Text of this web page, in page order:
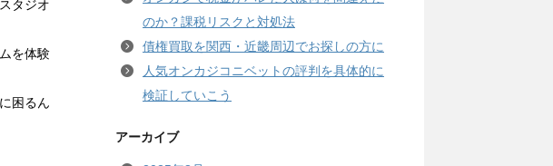
タジオ
を体験
困るん
のか？課税リスクと対処法
債権買取を関西・近畿周辺でお探しの方に
人気オンカジコニベットの評判を具体的に
検証していこう
アーカイブ